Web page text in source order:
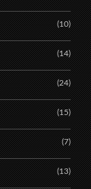
(10)
(14)
(24)
(15)
(7)
(13)